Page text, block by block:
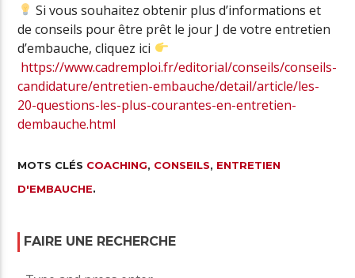
Si vous souhaitez obtenir plus d’informations et
de conseils pour être prêt le jour J de votre entretien
d’embauche, cliquez ici
https://www.cadremploi.fr/editorial/conseils/conseils-
candidature/entretien-embauche/detail/article/les-
20-questions-les-plus-courantes-en-entretien-
dembauche.html
MOTS CLÉS COACHING, CONSEILS, ENTRETIEN
D'EMBAUCHE.
FAIRE UNE RECHERCHE